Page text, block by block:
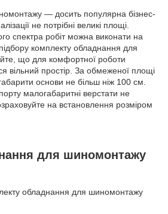
— досить популярна бізнес-
не потрібні великі площі.
спектра робіт можна виконати на
комплекту обладнання для
що для комфортної роботи
вільний простір. За обмеженої площі
основи не більш ніж 100 см.
малогабаритні верстати не
на встановлення розміром
для шиномонтажу
обладнання для шиномонтажу